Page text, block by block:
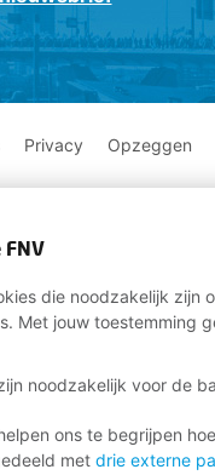
Privacy Opzeggen
die noodzakelijk
Met jouw toestemming
noodzakelijk voor de
ons te begrijpen
met drie externe